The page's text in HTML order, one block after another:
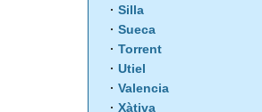
Silla
Sueca
Torrent
Utiel
Valencia
Xàtiva